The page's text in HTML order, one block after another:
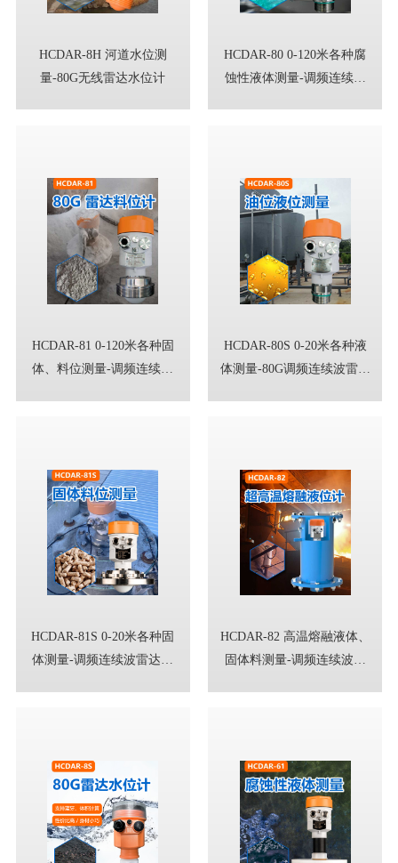
HCDAR-8H 河道水位测
量-80G无线雷达水位计
HCDAR-80 0-120米各种腐
蚀性液体测量-调频连续波
HCDAR-81 0-120米各种固
体、料位测量-调频连续波
HCDAR-80S 0-20米各种液
体测量-80G调频连续波雷达
HCDAR-81S 0-20米各种固
体测量-调频连续波雷达物
HCDAR-82 高温熔融液体、
固体料测量-调频连续波雷